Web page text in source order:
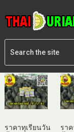
ราคาทุเรียนวัน
รา